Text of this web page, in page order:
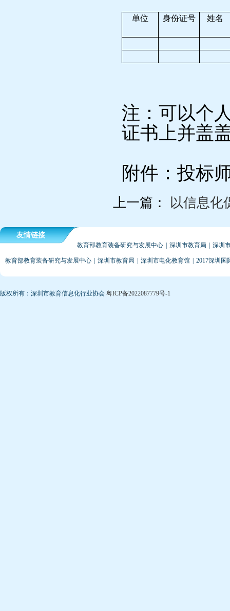
单位 身份证号 姓名
注：可以个
证书上并盖
附件：投标
上一篇： 以信息化
友情链接
教育部教育装备研究与发展中心 深圳市教育局 深圳
教育部教育装备研究与发展中心 深圳市教育局 深圳市电化教育馆 2017深圳国
版权所有：深圳市教育信息化行业协会 粤ICP备2022087779号-1